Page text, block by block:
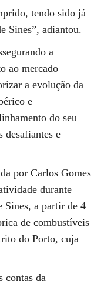
tendo sido já
Sines”, adiantou.
a
ao mercado
a evolução da
e
do seu
desafiantes e
por Carlos Gomes
durante
Sines, a partir de 4
de combustíveis
do Porto, cuja
contas da